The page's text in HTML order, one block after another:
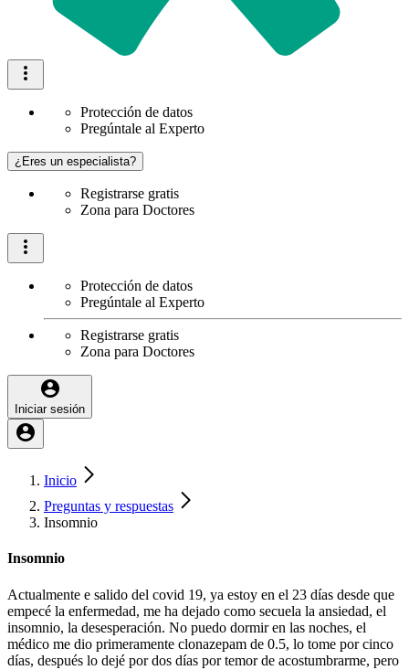
Protección de datos
Pregúntale al Experto
¿Eres un especialista?
Registrarse gratis
Zona para Doctores
Protección de datos
Pregúntale al Experto
Registrarse gratis
Zona para Doctores
Iniciar sesión
Inicio
Preguntas y respuestas
Insomnio
Insomnio
Actualmente e salido del covid 19, ya estoy en el 23 días desde que
empecé la enfermedad, me ha dejado como secuela la ansiedad, el
insomnio, la desesperación. No puedo dormir en las noches, el
médico me dio primeramente clonazepam de 0.5, lo tome por cinco
días, después lo dejé por dos días por temor de acostumbrarme, pero